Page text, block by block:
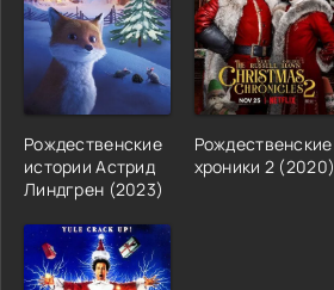
Рождественские
истории Астрид
Линдгрен (2023)
Рождественские
хроники 2 (2020)